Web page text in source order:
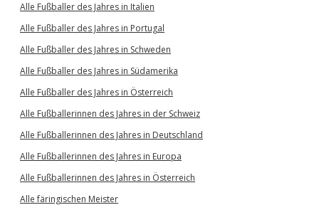
Alle Fußballer des Jahres in Italien
Alle Fußballer des Jahres in Portugal
Alle Fußballer des Jahres in Schweden
Alle Fußballer des Jahres in Südamerika
Alle Fußballer des Jahres in Österreich
Alle Fußballerinnen des Jahres in der Schweiz
Alle Fußballerinnen des Jahres in Deutschland
Alle Fußballerinnen des Jahres in Europa
Alle Fußballerinnen des Jahres in Österreich
Alle färingischen Meister